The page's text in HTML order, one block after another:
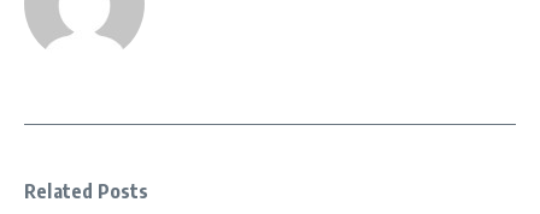
Related Posts